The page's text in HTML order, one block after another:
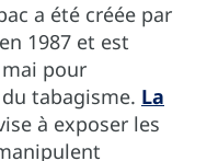
a été créée par
1987 et est
pour
tabagisme. La
à exposer les